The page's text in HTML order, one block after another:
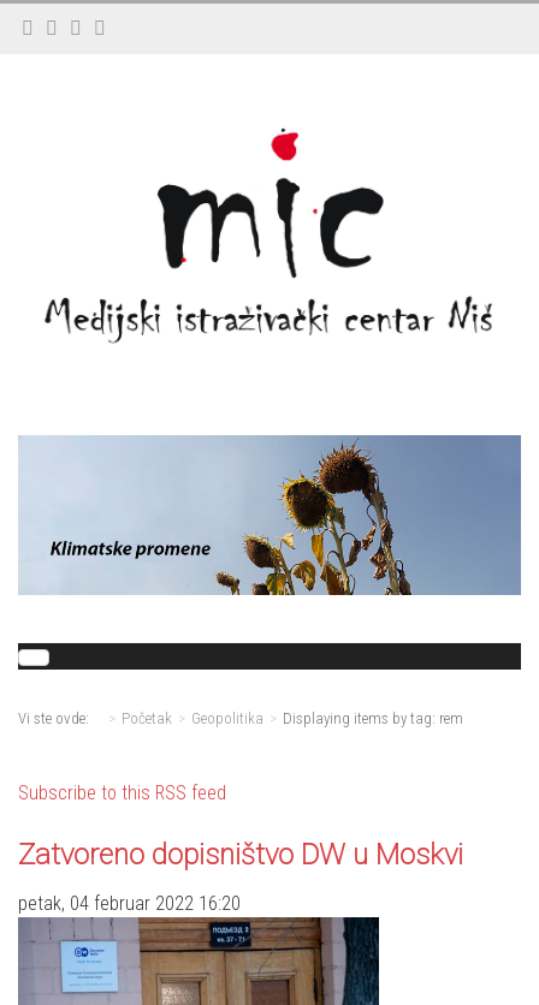
Vi ste ovde: Početak Geopolitika Displaying items by tag: rem
Subscribe to this RSS feed
Zatvoreno dopisništvo DW u Moskvi
petak, 04 februar 2022 16:20